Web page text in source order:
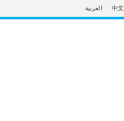
العربية 中文